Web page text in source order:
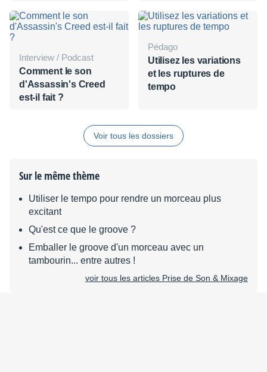
Interview / Podcast
Comment le son
d'Assassin's Creed
est-il fait ?
Pédago
Utilisez les variations
et les ruptures de
tempo
Voir tous les dossiers
Sur le même thème
Utiliser le tempo pour rendre un morceau plus
excitant
Qu'est ce que le groove ?
Emballer le groove d'un morceau avec un
tambourin... entre autres !
voir tous les articles Prise de Son & Mixage